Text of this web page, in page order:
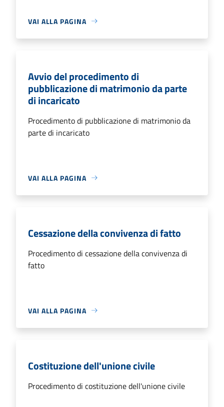
VAI ALLA PAGINA
Avvio del procedimento di
pubblicazione di matrimonio da parte
di incaricato
Procedimento di pubblicazione di matrimonio da
parte di incaricato
VAI ALLA PAGINA
Cessazione della convivenza di fatto
Procedimento di cessazione della convivenza di
fatto
VAI ALLA PAGINA
Costituzione dell'unione civile
Procedimento di costituzione dell'unione civile